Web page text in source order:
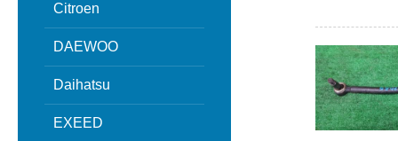
Citroen
DAEWOO
Daihatsu
EXEED